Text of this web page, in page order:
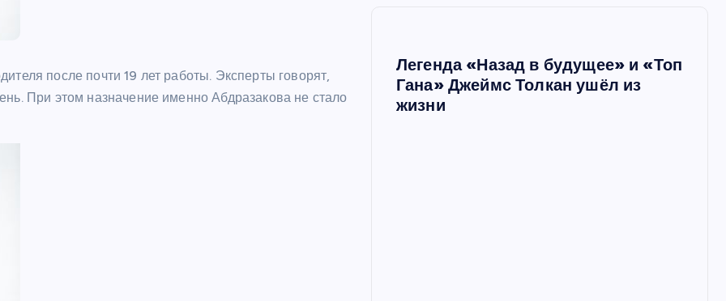
после почти 19 лет работы. Эксперты говорят,
При этом назначение именно Абдразакова не стало
Легенда «Назад в будущее» и «Топ
Гана» Джеймс Толкан ушёл из
жизни